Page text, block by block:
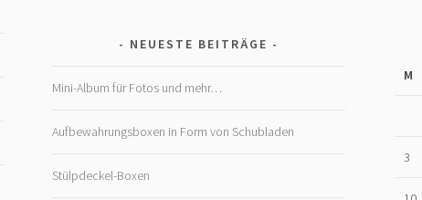
NEUESTE BEITRÄGE
Mini-Album für Fotos und mehr…
Aufbewahrungsboxen in Form von Schubladen
Stülpdeckel-Boxen
M
3